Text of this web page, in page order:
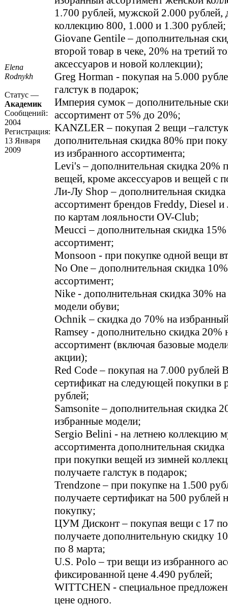
Elena
Rodnykh
Статус —
Академик
Сообщений:
2004
Регистрация:
13 Января
2009
1.700 рублей, мужской 2.000 рублей,
коллекцию 800, 1.000 и 1.300 рублей;
Giovane Gentile – дополнительная
второй товар в чеке, 20% на третий
аксессуаров и новой коллекции);
Greg Horman - покупая на 5.000
галстук в подарок;
Империя сумок – дополнительные
ассортимент от 5% до 20%;
KANZLER – покупая 2 вещи
дополнительная скидка 80% при
из избранного ассортимента;
Levi's – дополнительная скидка 20%
вещей, кроме аксессуаров и вещей с
Ли-Лу Shop – дополнительная скидка
ассортимент брендов Freddy, Diesel и
по картам лояльности OV-Club;
Meucci – дополнительная скидка 15%
ассортимент;
Monsoon - при покупке одной вещи
No One – дополнительная скидка
ассортимент;
Nike - дополнительная скидка 30%
модели обуви;
Ochnik – скидка до 70% на
Ramsey - дополнительно скидка 20%
ассортимент (включая базовые
акции);
Red Code – покупая на 7.000 рублей
сертификат на следующей покупки в
рублей;
Samsonite – дополнительная скидка
избранные модели;
Sergio Belini - на летнею коллекцию
ассортимента дополнительная
при покупки вещей из зимней
получаете галстук в подарок;
Trendzone – при покупке на 1.500
получаете сертификат на 500
покупку;
ЦУМ Дисконт – покупая вещи с 17
получаете дополнительную скидку
по 8 марта;
U.S. Polo – три вещи из избранного
фиксированной цене 4.490 рублей;
WITTCHEN - специальное
цене одного.